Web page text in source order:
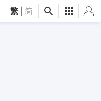
繁 简